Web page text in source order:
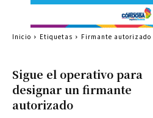
Sigue el operativo para
designar un firmante
autorizado
Inicio Etiquetas Firmante autorizado